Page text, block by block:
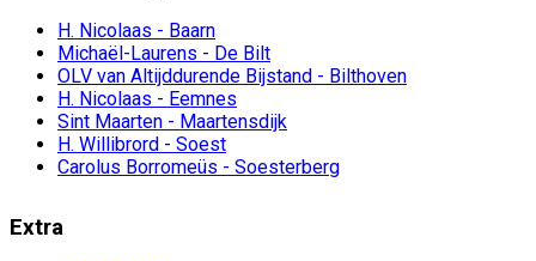
H. Nicolaas - Baarn
Michaël-Laurens - De Bilt
OLV van Altijddurende Bijstand - Bilthoven
H. Nicolaas - Eemnes
Sint Maarten - Maartensdijk
H. Willibrord - Soest
Carolus Borromeüs - Soesterberg
Extra